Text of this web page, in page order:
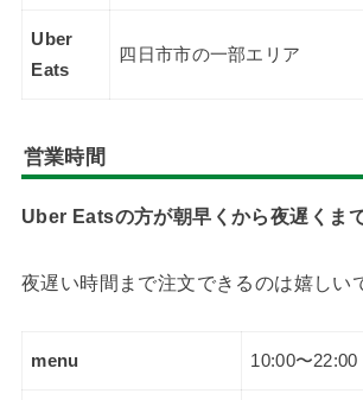
Uber
Eats
四日市市の一部エリア
営業時間
Uber Eatsの方が朝早くから夜遅くま
夜遅い時間まで注文できるのは嬉しい
menu 10:00〜22:00